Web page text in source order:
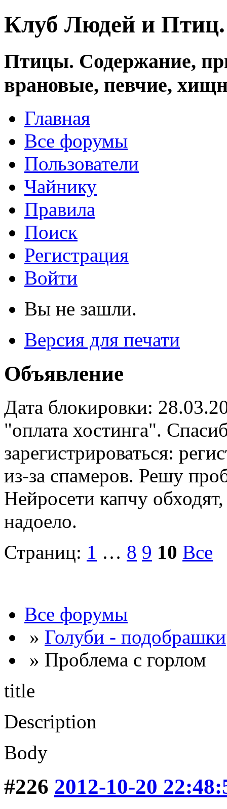
Клуб Людей и
Птицы. Содержание,
врановые, певчие,
Главная
Все форумы
Пользователи
Чайнику
Правила
Поиск
Регистрация
Войти
Вы не зашли.
Версия для печати
Объявление
Дата блокировки:
"оплата хостинга".
зарегистрироваться:
из-за спамеров. Решу
Нейросети капчу
надоело.
Страниц: 1 … 8 9 10 Все
Все форумы
» Голуби - подобрашки
» Проблема с горлом
title
Description
Body
#226 2012-10-20